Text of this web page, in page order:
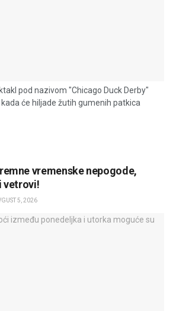
pod nazivom "Chicago Duck Derby"
će hiljade žutih gumenih patkica
vremenske nepogode,
vetrovi!
5, 2026